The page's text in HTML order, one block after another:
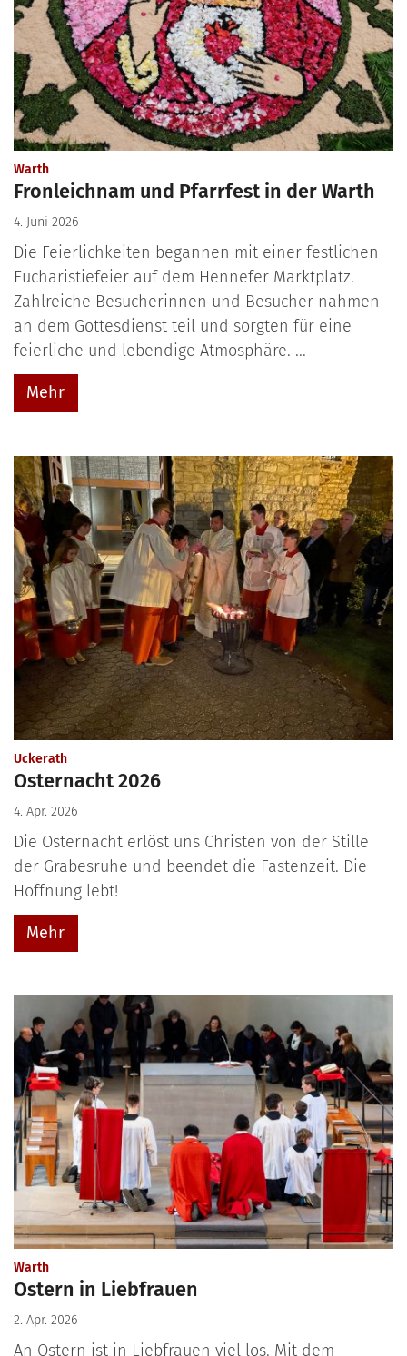
Warth:
Fronleichnam und Pfarrfest in der Warth
4. Juni 2026
Die Feierlichkeiten begannen mit einer festlichen
Eucharistiefeier auf dem Hennefer Marktplatz.
Zahlreiche Besucherinnen und Besucher nahmen
an dem Gottesdienst teil und sorgten für eine
feierliche und lebendige Atmosphäre. ...
Mehr
Uckerath:
Osternacht 2026
4. Apr. 2026
Die Osternacht erlöst uns Christen von der Stille
der Grabesruhe und beendet die Fastenzeit. Die
Hoffnung lebt!
Mehr
Warth:
Ostern in Liebfrauen
2. Apr. 2026
An Ostern ist in Liebfrauen viel los. Mit dem